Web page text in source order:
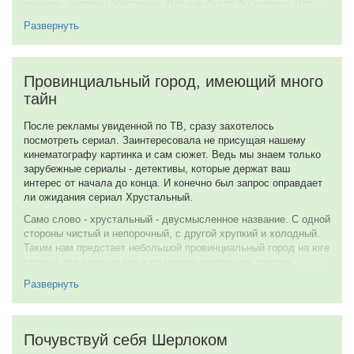
режиссёрская? Почему бы и нет?
В городе этом сказки живут
Там нас порою сводили с ума
Там по сугробам неслышно шла зима…
«Хрустальный» — это не только вечный поиск «чёрной кошки
в тёмной комнате», но ещё и перекличка с воспоминаниями из
детства. Мальчишество школьное. Всё знакомо, все знакомы.
Вечный слепок в отпечатке памяти. Годы обрядили вчерашних
детей в дядей и тёть. Но перенос во вчера, мгновенен. А там,
а тогда, тоже всё очень-очень непросто. И убежать от этого
нельзя. И заретушировать невозможно.
грамотно настроил зрителя на концерт. Все на своих местах.
Оркестр пестрит многообразием. Инструменты заточены под
серенады. Остаётся только внимать.
В кассе вокзала билет попрошу